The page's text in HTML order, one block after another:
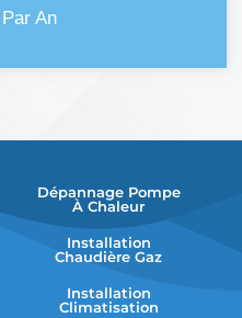
An
Dépannage Pompe
À Chaleur
Installation
Chaudière Gaz
Installation
Climatisation